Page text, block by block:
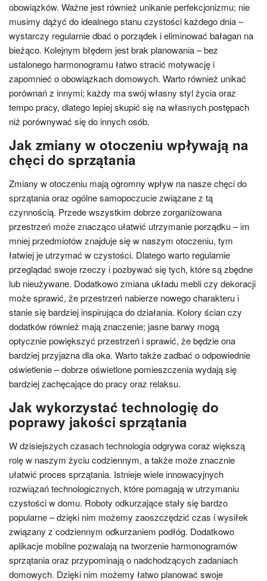
obowiązków. Ważne jest również unikanie perfekcjonizmu; nie
musimy dążyć do idealnego stanu czystości każdego dnia –
wystarczy regularnie dbać o porządek i eliminować bałagan na
bieżąco. Kolejnym błędem jest brak planowania – bez
ustalonego harmonogramu łatwo stracić motywację i
zapomnieć o obowiązkach domowych. Warto również unikać
porównań z innymi; każdy ma swój własny styl życia oraz
tempo pracy, dlatego lepiej skupić się na własnych postępach
niż porównywać się do innych osób.
Jak zmiany w otoczeniu wpływają na
chęci do sprzątania
Zmiany w otoczeniu mają ogromny wpływ na nasze chęci do
sprzątania oraz ogólne samopoczucie związane z tą
czynnością. Przede wszystkim dobrze zorganizowana
przestrzeń może znacząco ułatwić utrzymanie porządku – im
mniej przedmiotów znajduje się w naszym otoczeniu, tym
łatwiej je utrzymać w czystości. Dlatego warto regularnie
przeglądać swoje rzeczy i pozbywać się tych, które są zbędne
lub nieużywane. Dodatkowo zmiana układu mebli czy dekoracji
może sprawić, że przestrzeń nabierze nowego charakteru i
stanie się bardziej inspirująca do działania. Kolory ścian czy
dodatków również mają znaczenie; jasne barwy mogą
optycznie powiększyć przestrzeń i sprawić, że będzie ona
bardziej przyjazna dla oka. Warto także zadbać o odpowiednie
oświetlenie – dobrze oświetlone pomieszczenia wydają się
bardziej zachęcające do pracy oraz relaksu.
Jak wykorzystać technologię do
poprawy jakości sprzątania
W dzisiejszych czasach technologia odgrywa coraz większą
rolę w naszym życiu codziennym, a także może znacznie
ułatwić proces sprzątania. Istnieje wiele innowacyjnych
rozwiązań technologicznych, które pomagają w utrzymaniu
czystości w domu. Roboty odkurzające stały się bardzo
popularne – dzięki nim możemy zaoszczędzić czas i wysiłek
związany z codziennym odkurzaniem podłóg. Dodatkowo
aplikacje mobilne pozwalają na tworzenie harmonogramów
sprzątania oraz przypominają o nadchodzących zadaniach
domowych. Dzięki nim możemy łatwo planować swoje